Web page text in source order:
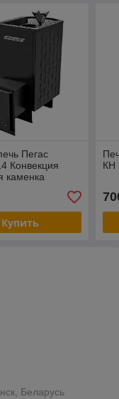
Пегас
Конвекция
каменка
Купить
КН
Беларусь